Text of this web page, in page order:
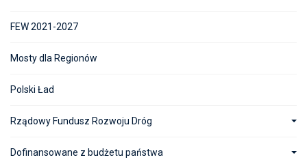
FEW 2021-2027
Mosty dla Regionów
Polski Ład
Rządowy Fundusz Rozwoju Dróg
Dofinansowane z budżetu państwa